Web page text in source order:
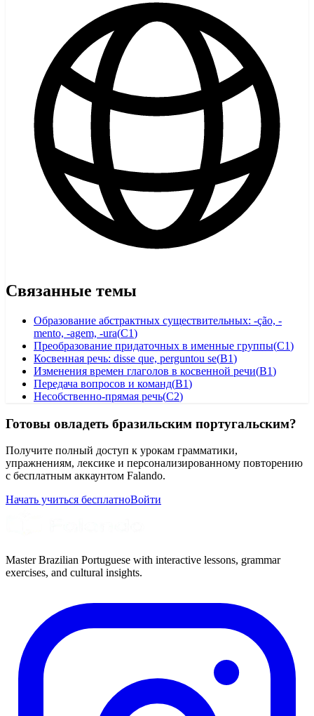
Связанные темы
Образование абстрактных существительных: -ção, -
mento, -agem, -ura(C1)
Преобразование придаточных в именные группы(C1)
Косвенная речь: disse que, perguntou se(B1)
Изменения времен глаголов в косвенной речи(B1)
Передача вопросов и команд(B1)
Несобственно-прямая речь(C2)
Готовы овладеть бразильским португальским?
Получите полный доступ к урокам грамматики,
упражнениям, лексике и персонализированному повторению
с бесплатным аккаунтом Falando.
Начать учиться бесплатноВойти
Master Brazilian Portuguese with interactive lessons, grammar
exercises, and cultural insights.